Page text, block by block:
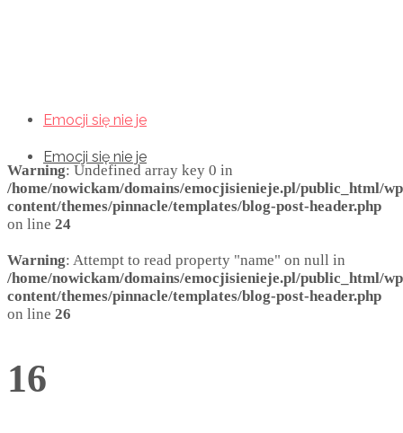
Emocji się nie je
Emocji się nie je
Warning: Undefined array key 0 in
/home/nowickam/domains/emocjisienieje.pl/public_html/
content/themes/pinnacle/templates/blog-post-header.php
on line 24
Warning: Attempt to read property "name" on null in
/home/nowickam/domains/emocjisienieje.pl/public_html/
content/themes/pinnacle/templates/blog-post-header.php
on line 26
16